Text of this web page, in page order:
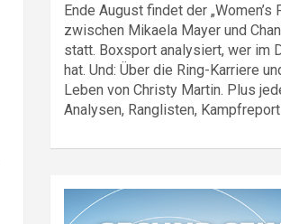
Ende August findet der „Women’s
zwischen Mikaela Mayer und
statt. Boxsport analysiert, wer im
hat. Und: Über die Ring-Karriere
Leben von Christy Martin. Plus
Analysen, Ranglisten,